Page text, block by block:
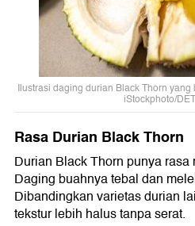
Ilustrasi daging durian Black Thorn
iStockphoto/
Rasa Durian Black Thorn
Durian Black Thorn punya
Daging buahnya tebal dan
Dibandingkan varietas durian
tekstur lebih halus tanpa serat.